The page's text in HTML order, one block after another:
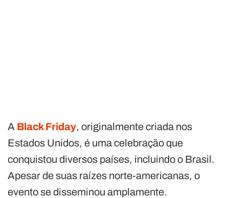
A Black Friday, originalmente criada nos
Estados Unidos, é uma celebração que
conquistou diversos países, incluindo o Brasil.
Apesar de suas raízes norte-americanas, o
evento se disseminou amplamente.